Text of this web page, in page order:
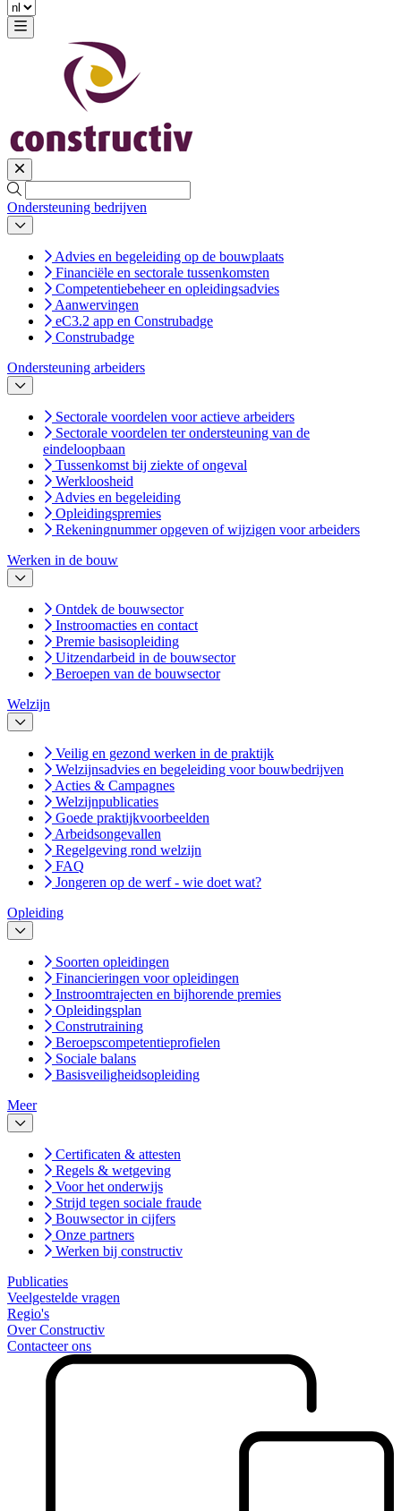
Ondersteuning bedrijven
Advies en begeleiding op de bouwplaats
Financiële en sectorale tussenkomsten
Competentiebeheer en opleidingsadvies
Aanwervingen
eC3.2 app en Construbadge
Construbadge
Ondersteuning arbeiders
Sectorale voordelen voor actieve arbeiders
Sectorale voordelen ter ondersteuning van de
eindeloopbaan
Tussenkomst bij ziekte of ongeval
Werkloosheid
Advies en begeleiding
Opleidingspremies
Rekeningnummer opgeven of wijzigen voor arbeiders
Werken in de bouw
Ontdek de bouwsector
Instroomacties en contact
Premie basisopleiding
Uitzendarbeid in de bouwsector
Beroepen van de bouwsector
Welzijn
Veilig en gezond werken in de praktijk
Welzijnsadvies en begeleiding voor bouwbedrijven
Acties & Campagnes
Welzijnpublicaties
Goede praktijkvoorbeelden
Arbeidsongevallen
Regelgeving rond welzijn
FAQ
Jongeren op de werf - wie doet wat?
Opleiding
Soorten opleidingen
Financieringen voor opleidingen
Instroomtrajecten en bijhorende premies
Opleidingsplan
Construtraining
Beroepscompetentieprofielen
Sociale balans
Basisveiligheidsopleiding
Meer
Certificaten & attesten
Regels & wetgeving
Voor het onderwijs
Strijd tegen sociale fraude
Bouwsector in cijfers
Onze partners
Werken bij constructiv
Publicaties
Veelgestelde vragen
Regio's
Over Constructiv
Contacteer ons